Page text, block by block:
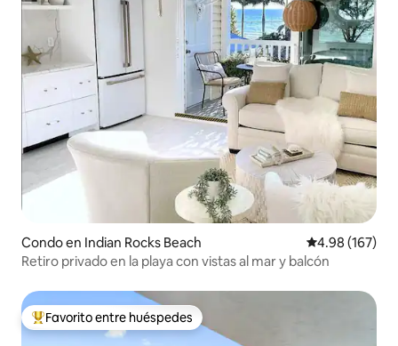
Condo en Indian Rocks Beach Calificación
4.98 (167)
Retiro privado en la playa con vistas al mar y balcón
Favorito entre huéspedes preferido
Favorito entre huéspedes